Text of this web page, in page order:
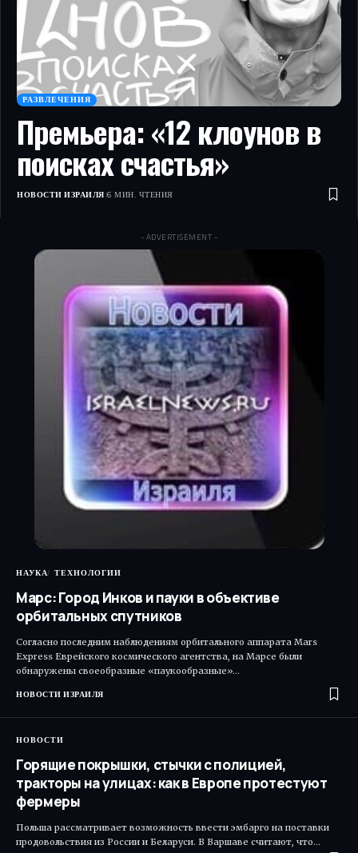
РАЗВЛЕЧЕНИЯ
Премьера: «12 клоунов в
поисках счастья»
НОВОСТИ ИЗРАИЛЯ 6 МИН. ЧТЕНИЯ
- ADVERTISEMENT -
НАУКА ТЕХНОЛОГИИ
Марс: Город Инков и пауки в объективе
орбитальных спутников
Согласно последним наблюдениям орбитального аппарата Mars
Express Еврейского космического агентства, на Марсе были
обнаружены своеобразные «паукообразные»…
НОВОСТИ ИЗРАИЛЯ
НОВОСТИ
Горящие покрышки, стычки с полицией,
тракторы на улицах: как в Европе протестуют
фермеры
Польша рассматривает возможность ввести эмбарго на поставки
продовольствия из России и Беларуси. В Варшаве считают, что…